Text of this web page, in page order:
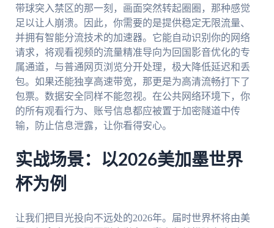
带球突入禁区的那一刻，画面突然转起圈圈，那种感觉
足以让人崩溃。因此，你需要的是提供稳定无限流量、
并拥有智能分流技术的加速器。它能自动识别你的网络
请求，将观看视频的流量精准导向为回国影音优化的专
属通道，与普通网页浏览分开处理，极大降低延迟和丢
包。如果还能独享高速带宽，那更是为高清流畅打下了
包票。数据安全同样不能忽视。在公共网络环境下，你
的所有观看行为、账号信息都应被置于加密隧道中传
输，防止信息泄露，让你看得安心。
实战场景：以2026美加墨世界
杯为例
让我们把目光投向不远处的2026年。届时世界杯将由美